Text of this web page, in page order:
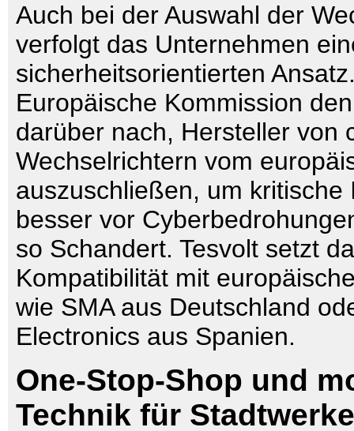
Auch bei der Auswahl der
verfolgt das Unternehmen
sicherheitsorientierten
Europäische Kommission
darüber nach, Hersteller von
Wechselrichtern vom
auszuschließen, um kritische
besser vor
so Schandert. Tesvolt setzt
Kompatibilität mit
wie SMA aus Deutschland
Electronics aus Spanien.
One-Stop-Shop und
Technik für Stadtwerke